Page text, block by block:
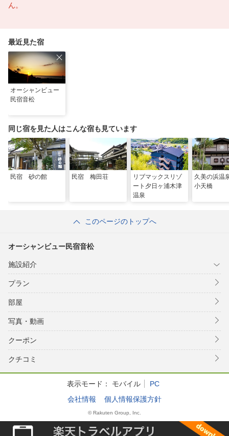
ん。
最近見た宿
オーシャンビュー
民宿音松
同じ宿を見た人はこんな宿も見ています
民宿 砂の館 民宿 梅田荘
リブマックスリゾ
ート夕日ヶ浦木津
温泉
久美の浜
小天橋
このページのトップへ
オーシャンビュー民宿音松
施設紹介
プラン
部屋
写真・動画
クーポン
クチコミ
表示モード： モバイル
PC
会社情報
個人情報保護方針
© Rakuten Group, Inc.